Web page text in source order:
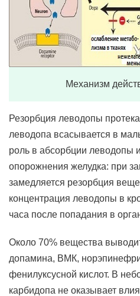
Механизм
Резорбция леводопы
леводопа всасывается в
роль в абсорбции леводопы
опорожнения желудка: при
замедляется резорбция
концентрация леводопы в
часа после попадания в
Около 70% вещества
допамина, ВМК,
фенилуксусной кислот. В
карбидопа не оказывает